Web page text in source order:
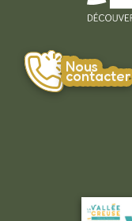
Nous
contacter